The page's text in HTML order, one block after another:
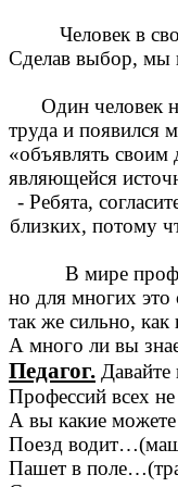
Человек в
Сделав выбор, мы
Один человек не
труда и появился
«объявлять своим
являющейся
- Ребята,
близких, потому
В мире
но для многих это
так же сильно, как
А много ли вы
Педагог.
Профессий всех не
А вы какие можете
Поезд
Пашет в